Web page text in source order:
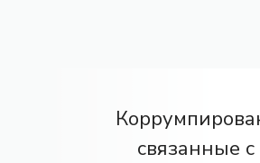
связанные